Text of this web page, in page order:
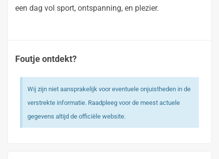
een dag vol sport, ontspanning, en plezier.
Foutje ontdekt?
Wij zijn niet aansprakelijk voor eventuele onjuistheden in de
verstrekte informatie. Raadpleeg voor de meest actuele
gegevens altijd de officiële website.